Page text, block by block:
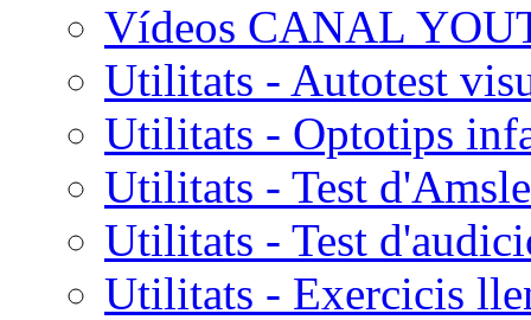
Vídeos CANAL
Utilitats - Autotest
Utilitats - Optotips
Utilitats - Test
Utilitats - Test
Utilitats - Exercicis